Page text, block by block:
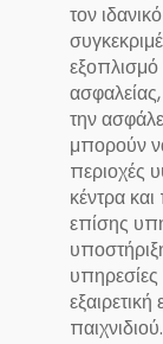
τον
την
μπορούν
περιοχές
κέντρα
επίσης
παιχνιδιού.